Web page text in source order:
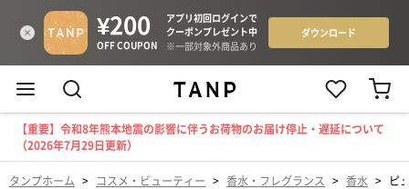
【重要】令和8年熊本地震の影響に伴うお荷物のお届け停止・遅延について
（2026年7月29日更新）
タンプホーム > コスメ・ビューティー > 香水・フレグランス > 香水 > ピ